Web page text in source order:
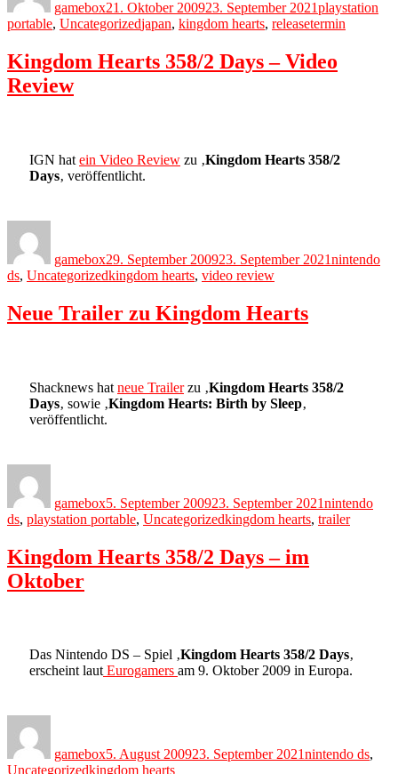
gamebox21. Oktober 200923. September 2021playstation
portable, UncategorizedTags
japan, kingdom hearts, releasetermin
Kingdom Hearts 358/2 Days – Video
Review
IGN hat ein Video Review zu ‚Kingdom Hearts 358/2
Days‚ veröffentlicht.
gamebox29. September 200923. September 2021nintendo
ds, UncategorizedTags
kingdom hearts, video review
Neue Trailer zu Kingdom Hearts
Shacknews hat neue Trailerzu ‚Kingdom Hearts 358/2
Days‚ sowie ‚Kingdom Hearts: Birth by Sleep‚
veröffentlicht.
gamebox5. September 200923. September 2021nintendo
ds, playstation portable, UncategorizedTags
kingdom hearts, trailer
Kingdom Hearts 358/2 Days – im
Oktober
Das Nintendo DS – Spiel ‚Kingdom Hearts 358/2 Days‚
erscheint lautEurogamers am 9. Oktober 2009 in Europa.
gamebox5. August 200923. September 2021nintendo ds,
UncategorizedTags
kingdom hearts